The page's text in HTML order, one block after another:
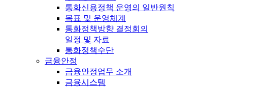
통화신용정책 운영의 일반원칙
목표 및 운영체계
통화정책방향 결정회의
일정 및 자료
통화정책수단
금융안정
금융안정업무 소개
금융시스템